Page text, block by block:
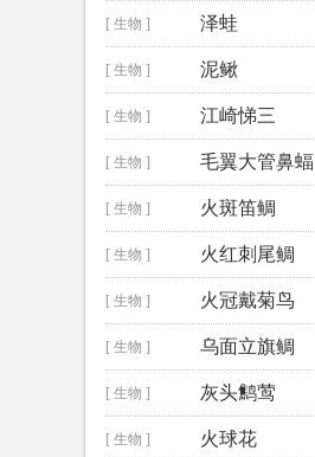
[ 生物 ] 泽蛙
[ 生物 ] 泥鳅
[ 生物 ] 江崎悌三
[ 生物 ] 毛翼大管鼻蝠
[ 生物 ] 火斑笛鲷
[ 生物 ] 火红刺尾鲷
[ 生物 ] 火冠戴菊鸟
[ 生物 ] 乌面立旗鲷
[ 生物 ] 灰头鹪莺
[ 生物 ] 火球花